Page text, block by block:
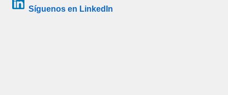
Síguenos en LinkedIn